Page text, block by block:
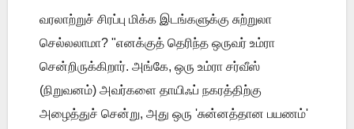
வரலாற்றுச் சிரப்பு மிக்க இடங்களுக்கு சுற்றுலா
செல்லலாமா? "எனக்குத் தெரிந்த ஒருவர் உம்ரா
சென்றிருக்கிறார். அங்கே, ஒரு உம்ரா சர்வீஸ்
(நிறுவனம்) அவர்களை தாயிஃப் நகரத்திற்கு
அழைத்துச் சென்று, அது ஒரு 'சுன்னத்தான பயணம்'